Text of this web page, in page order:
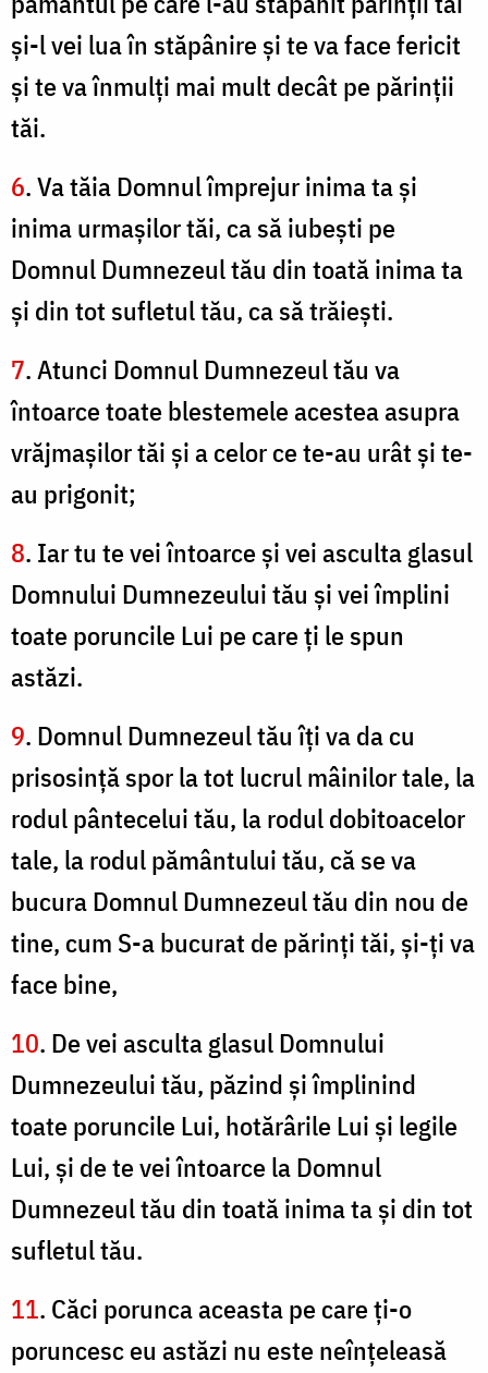
şi-l vei lua în stăpânire şi te va face fericit
şi te va înmulţi mai mult decât pe părinţii
tăi.
6. Va tăia Domnul împrejur inima ta şi
inima urmaşilor tăi, ca să iubeşti pe
Domnul Dumnezeul tău din toată inima ta
şi din tot sufletul tău, ca să trăieşti.
7. Atunci Domnul Dumnezeul tău va
întoarce toate blestemele acestea asupra
vrăjmaşilor tăi şi a celor ce te-au urât şi te-
au prigonit;
8. Iar tu te vei întoarce şi vei asculta glasul
Domnului Dumnezeului tău şi vei împlini
toate poruncile Lui pe care ţi le spun
astăzi.
9. Domnul Dumnezeul tău îţi va da cu
prisosinţă spor la tot lucrul mâinilor tale, la
rodul pântecelui tău, la rodul dobitoacelor
tale, la rodul pământului tău, că se va
bucura Domnul Dumnezeul tău din nou de
tine, cum S-a bucurat de părinţi tăi, şi-ţi va
face bine,
10. De vei asculta glasul Domnului
Dumnezeului tău, păzind şi împlinind
toate poruncile Lui, hotărârile Lui şi legile
Lui, şi de te vei întoarce la Domnul
Dumnezeul tău din toată inima ta şi din tot
sufletul tău.
11. Căci porunca aceasta pe care ţi-o
poruncesc eu astăzi nu este neînţeleasă